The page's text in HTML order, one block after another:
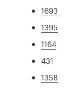
1693
1395
1164
431
1358